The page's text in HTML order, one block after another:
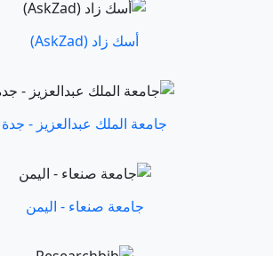
أسك زاد (AskZad)
جامعة الملك عبدالعزيز - جدة
جامعة صنعاء - اليمن